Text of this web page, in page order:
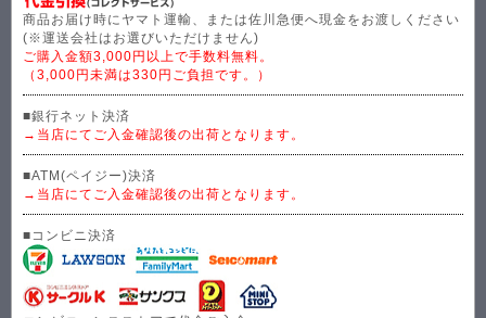
商品お届け時にヤマト運輸、または佐川急便へ現金をお渡しください
(※運送会社はお選びいただけません)
ご購入金額3,000円以上で手数料無料。
（3,000円未満は330円ご負担です。）
■銀行ネット決済
→当店にてご入金確認後の出荷となります。
■ATM(ペイジー)決済
→当店にてご入金確認後の出荷となります。
■コンビニ決済